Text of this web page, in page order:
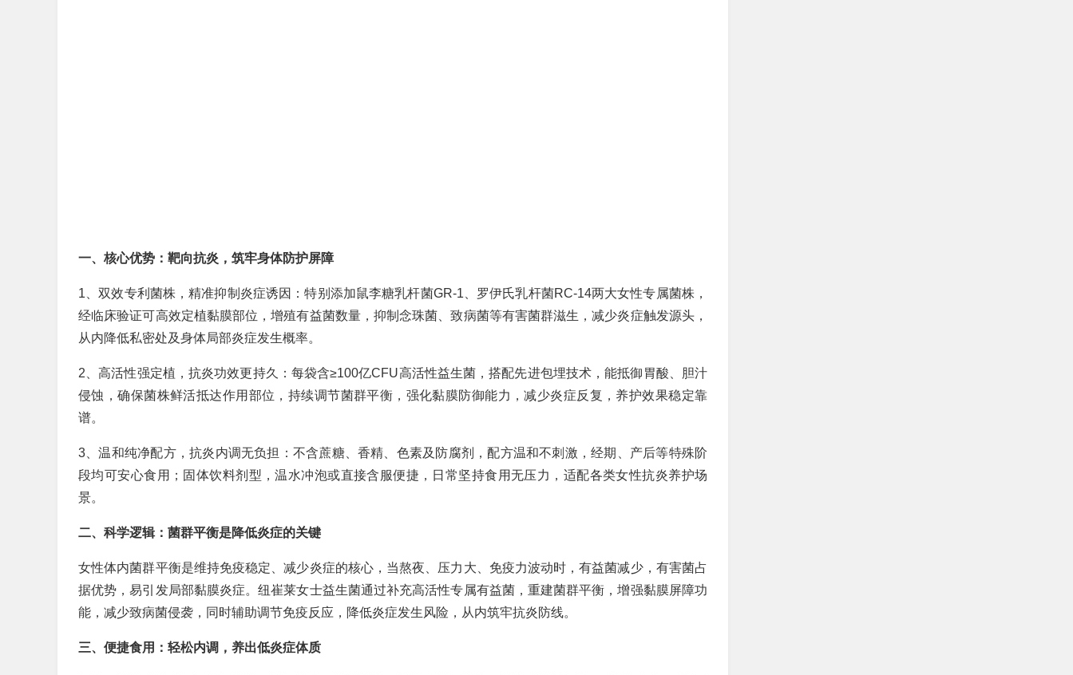
一、核心优势：靶向抗炎，筑牢身体防护屏障
1、双效专利菌株，精准抑制炎症诱因：特别添加鼠李糖乳杆菌GR-1、罗伊氏乳杆菌RC-14两大女性专属菌株，
经临床验证可高效定植黏膜部位，增殖有益菌数量，抑制念珠菌、致病菌等有害菌群滋生，减少炎症触发源头，
从内降低私密处及身体局部炎症发生概率。
2、高活性强定植，抗炎功效更持久：每袋含≥100亿CFU高活性益生菌，搭配先进包埋技术，能抵御胃酸、胆汁
侵蚀，确保菌株鲜活抵达作用部位，持续调节菌群平衡，强化黏膜防御能力，减少炎症反复，养护效果稳定靠
谱。
3、温和纯净配方，抗炎内调无负担：不含蔗糖、香精、色素及防腐剂，配方温和不刺激，经期、产后等特殊阶
段均可安心食用；固体饮料剂型，温水冲泡或直接含服便捷，日常坚持食用无压力，适配各类女性抗炎养护场
景。
二、科学逻辑：菌群平衡是降低炎症的关键
女性体内菌群平衡是维持免疫稳定、减少炎症的核心，当熬夜、压力大、免疫力波动时，有益菌减少，有害菌占
据优势，易引发局部黏膜炎症。纽崔莱女士益生菌通过补充高活性专属有益菌，重建菌群平衡，增强黏膜屏障功
能，减少致病菌侵袭，同时辅助调节免疫反应，降低炎症发生风险，从内筑牢抗炎防线。
三、便捷食用：轻松内调，养出低炎症体质